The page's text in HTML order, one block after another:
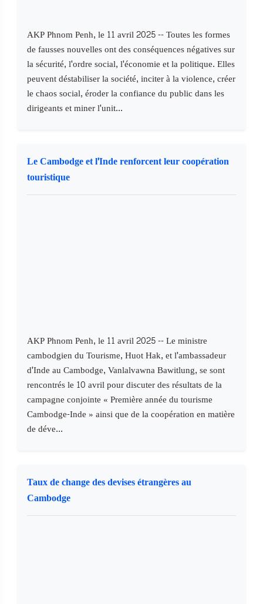
AKP Phnom Penh, le 11 avril 2025 -- Toutes les formes
de fausses nouvelles ont des conséquences négatives sur
la sécurité, l'ordre social, l'économie et la politique. Elles
peuvent déstabiliser la société, inciter à la violence, créer
le chaos social, éroder la confiance du public dans les
dirigeants et miner l'unit...
Le Cambodge et l'Inde renforcent leur coopération
touristique
AKP Phnom Penh, le 11 avril 2025 -- Le ministre
cambodgien du Tourisme, Huot Hak, et l'ambassadeur
d'Inde au Cambodge, Vanlalvawna Bawitlung, se sont
rencontrés le 10 avril pour discuter des résultats de la
campagne conjointe « Première année du tourisme
Cambodge-Inde » ainsi que de la coopération en matière
de déve...
Taux de change des devises étrangères au
Cambodge